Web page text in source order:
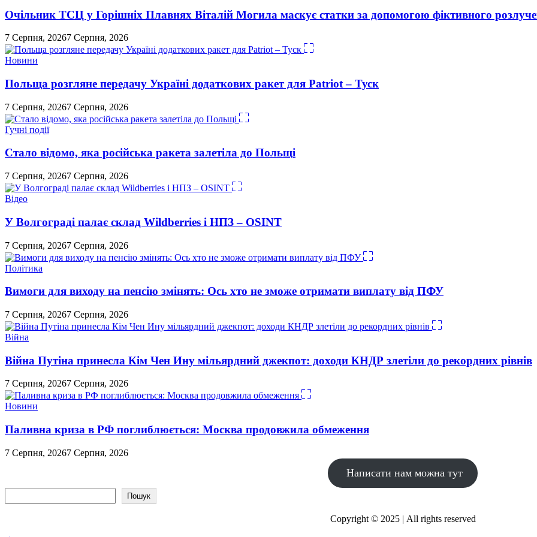
Очільник ТСЦ у Горішніх Плавнях Віталій Могила маскує статки за допомогою фіктивного
7 Серпня, 20267 Серпня, 2026
Новини
Польща розгляне передачу Україні додаткових ракет для Patriot – Туск
7 Серпня, 20267 Серпня, 2026
Гучні події
Стало відомо, яка російська ракета залетіла до Польщі
7 Серпня, 20267 Серпня, 2026
Відео
У Волгограді палає склад Wildberries і НПЗ – OSINT
7 Серпня, 20267 Серпня, 2026
Політика
Вимоги для виходу на пенсію змінять: Ось хто не зможе отримати виплату від ПФУ
7 Серпня, 20267 Серпня, 2026
Війна
Війна Путіна принесла Кім Чен Ину мільярдний джекпот: доходи КНДР злетіли до рекордних рівнів
7 Серпня, 20267 Серпня, 2026
Новини
Паливна криза в РФ поглиблюється: Москва продовжила обмеження
7 Серпня, 20267 Серпня, 2026
Написати нам можна тут
Пошук
Copyright © 2025 | All rights reserved